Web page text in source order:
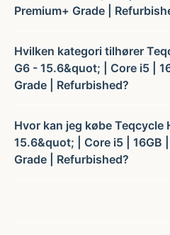
Premium+ Grade |
Hvilken kategori tilhører
G6 - 15.6&quot; | Core i5 |
Grade | Refurbished?
Hvor kan jeg købe Teqcycle
15.6&quot; | Core i5 | 16GB
Grade | Refurbished?